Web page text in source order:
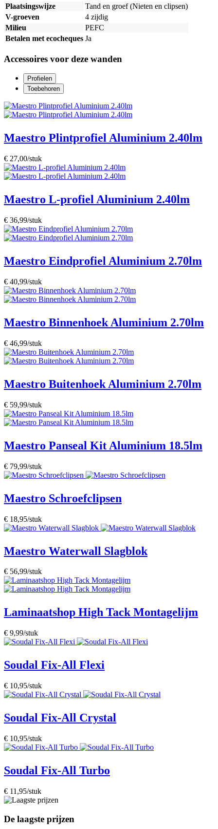
Plaatsingswijze
Tand en groef (Nieten en clipsen)
V-groeven
4 zijdig
Milieu
PEFC
Betalen met ecocheques Ja
Accessoires voor deze wanden
Profielen
Toebehoren
Maestro Plintprofiel Aluminium 2.40lm
€ 27,00/stuk
Maestro L-profiel Aluminium 2.40lm
€ 36,99/stuk
Maestro Eindprofiel Aluminium 2.70lm
€ 40,99/stuk
Maestro Binnenhoek Aluminium 2.70lm
€ 46,99/stuk
Maestro Buitenhoek Aluminium 2.70lm
€ 59,99/stuk
Maestro Panseal Kit Aluminium 18.5lm
€ 79,99/stuk
Maestro Schroefclipsen
€ 18,95/stuk
Maestro Waterwall Slagblok
€ 56,99/stuk
Laminaatshop High Tack Montagelijm
€ 9,99/stuk
Soudal Fix-All Flexi
€ 10,95/stuk
Soudal Fix-All Crystal
€ 10,95/stuk
Soudal Fix-All Turbo
€ 11,95/stuk
De laagste prijzen